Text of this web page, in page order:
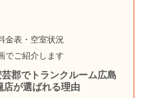
金表・空室状況
でご紹介します
郡でトランクルーム広島
店が選ばれる理由